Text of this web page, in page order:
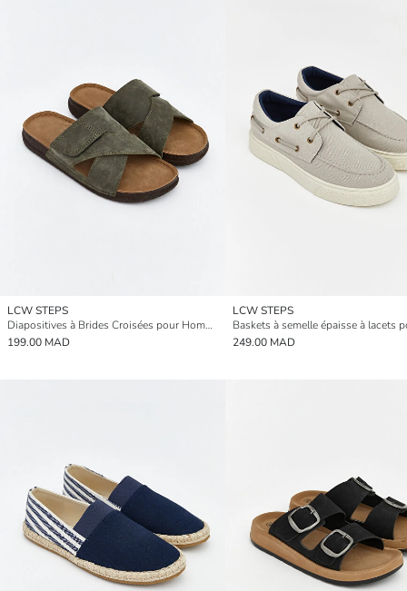
LCW STEPS
Diapositives à Brides Croisées pour Hommes
199.00 MAD
LCW STEPS
249.00 MAD